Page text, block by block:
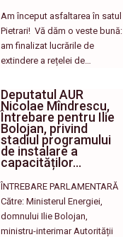
Am început asfaltarea în satul
Pietrari! ​ Vă dăm o veste bună:
am finalizat lucrările de
extindere a rețelei de…
Deputatul AUR
Nicolae Mîndrescu,
Întrebare pentru Ilie
Bolojan, privind
stadiul programului
de instalare a
capacităților…
ÎNTREBARE PARLAMENTARĂ
Către: Ministerul Energiei,
domnului Ilie Bolojan,
ministru-interimar Autorității